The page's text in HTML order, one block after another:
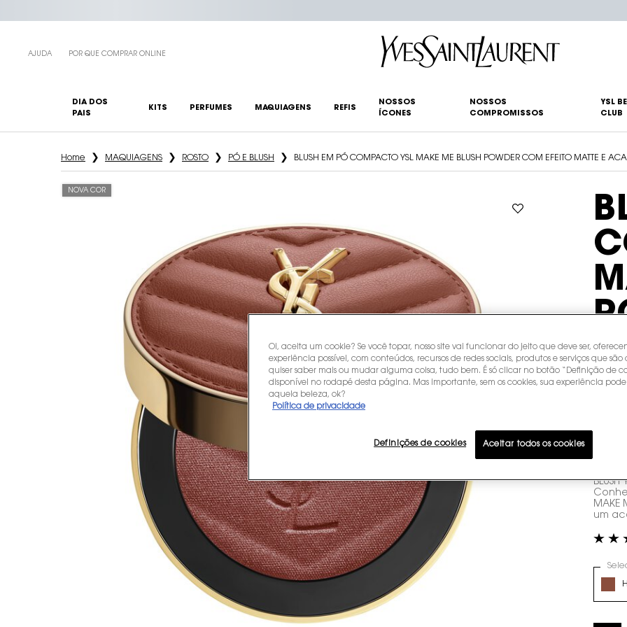
AJUDA POR QUE COMPRAR ONLINE
DIA DOS
PAIS
KITS PERFUMES MAQUIAGENS REFIS
NOSSOS
ÍCONES
NOSSOS
COMPROMISSOS
YSL
CLUB
Home MAQUIAGENS ROSTO PÓ E BLUSH BLUSH EM PÓ COMPACTO YSL MAKE ME BLUSH POWDER COM EFEITO MATTE E
MAKE
um
NOVA COR
Oi, aceita um cookie? Se você topar, nosso site vai funcionar do jeito que deve ser,
experiência possível, com conteúdos, recursos de redes sociais, produtos e serviços que são
quiser saber mais ou mudar alguma coisa, tudo bem. É só clicar no botão “Definição de
disponível no rodapé desta página. Mas importante, sem os cookies, sua experiência pode
aquela beleza, ok?
Política de privacidade
Definições de cookies Aceitar todos os cookies